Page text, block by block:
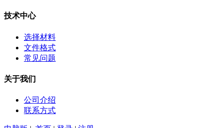
技术中心
选择材料
文件格式
常见问题
关于我们
公司介绍
联系方式